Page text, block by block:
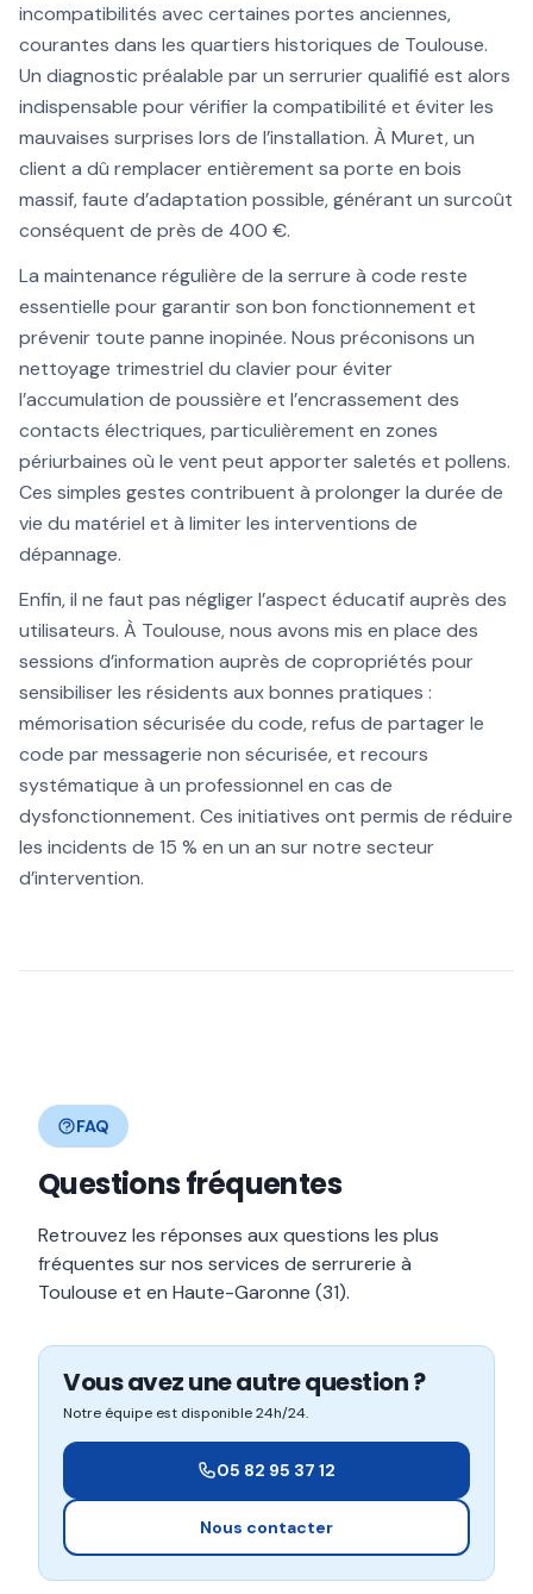
incompatibilités avec certaines portes anciennes,
courantes dans les quartiers historiques de Toulouse.
Un diagnostic préalable par un serrurier qualifié est alors
indispensable pour vérifier la compatibilité et éviter les
mauvaises surprises lors de l’installation. À Muret, un
client a dû remplacer entièrement sa porte en bois
massif, faute d’adaptation possible, générant un surcoût
conséquent de près de 400 €.
La maintenance régulière de la serrure à code reste
essentielle pour garantir son bon fonctionnement et
prévenir toute panne inopinée. Nous préconisons un
nettoyage trimestriel du clavier pour éviter
l’accumulation de poussière et l’encrassement des
contacts électriques, particulièrement en zones
périurbaines où le vent peut apporter saletés et pollens.
Ces simples gestes contribuent à prolonger la durée de
vie du matériel et à limiter les interventions de
dépannage.
Enfin, il ne faut pas négliger l’aspect éducatif auprès des
utilisateurs. À Toulouse, nous avons mis en place des
sessions d’information auprès de copropriétés pour
sensibiliser les résidents aux bonnes pratiques :
mémorisation sécurisée du code, refus de partager le
code par messagerie non sécurisée, et recours
systématique à un professionnel en cas de
dysfonctionnement. Ces initiatives ont permis de réduire
les incidents de 15 % en un an sur notre secteur
d’intervention.
FAQ
Questions fréquentes
Retrouvez les réponses aux questions les plus
fréquentes sur nos services de serrurerie à
Toulouse et en Haute-Garonne (31).
Vous avez une autre question ?
Notre équipe est disponible 24h/24.
05 82 95 37 12
Nous contacter